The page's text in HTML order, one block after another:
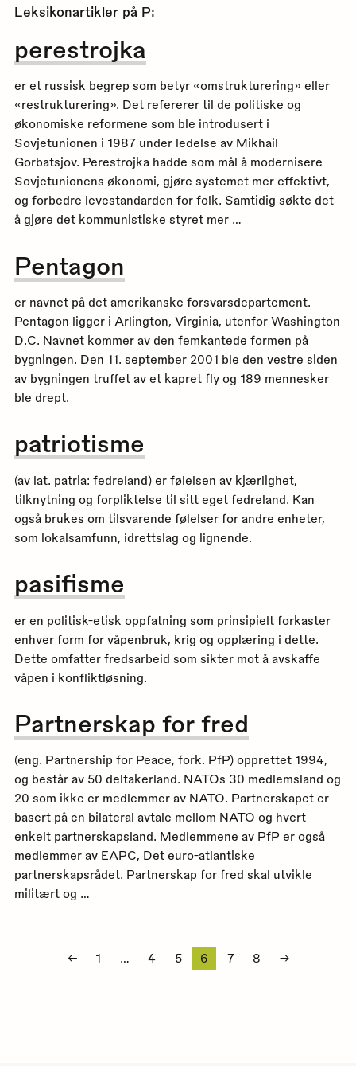
Leksikonartikler på P:
perestrojka
er et russisk begrep som betyr «omstrukturering» eller
«restrukturering». Det refererer til de politiske og
økonomiske reformene som ble introdusert i
Sovjetunionen i 1987 under ledelse av Mikhail
Gorbatsjov. Perestrojka hadde som mål å modernisere
Sovjetunionens økonomi, gjøre systemet mer effektivt,
og forbedre levestandarden for folk. Samtidig søkte det
å gjøre det kommunistiske styret mer …
Pentagon
er navnet på det amerikanske forsvarsdepartement.
Pentagon ligger i Arlington, Virginia, utenfor Washington
D.C. Navnet kommer av den femkantede formen på
bygningen. Den 11. september 2001 ble den vestre siden
av bygningen truffet av et kapret fly og 189 mennesker
ble drept.
patriotisme
(av lat. patria: fedreland) er følelsen av kjærlighet,
tilknytning og forpliktelse til sitt eget fedreland. Kan
også brukes om tilsvarende følelser for andre enheter,
som lokalsamfunn, idrettslag og lignende.
pasifisme
er en politisk-etisk oppfatning som prinsipielt forkaster
enhver form for våpenbruk, krig og opplæring i dette.
Dette omfatter fredsarbeid som sikter mot å avskaffe
våpen i konfliktløsning.
Partnerskap for fred
(eng. Partnership for Peace, fork. PfP) opprettet 1994,
og består av 50 deltakerland. NATOs 30 medlemsland og
20 som ikke er medlemmer av NATO. Partnerskapet er
basert på en bilateral avtale mellom NATO og hvert
enkelt partnerskapsland. Medlemmene av PfP er også
medlemmer av EAPC, Det euro-atlantiske
partnerskapsrådet. Partnerskap for fred skal utvikle
militært og …
Sidepaginering
← 1 … 4 5 6 7 8 →